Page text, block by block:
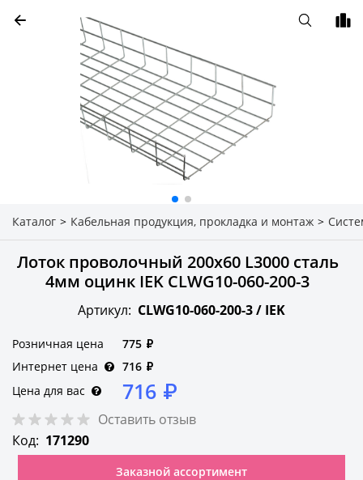
Каталог > Кабельная продукция, прокладка и монтаж >
Лоток проволочный 200х60 L3000 сталь
4мм оцинк IEK CLWG10-060-200-3
Артикул: CLWG10-060-200-3 / IEK
Розничная цена 775 ₽
Интернет цена
716 ₽
Цена для вас
716 ₽
Оставить отзыв
Код: 171290
Заказной ассортимент